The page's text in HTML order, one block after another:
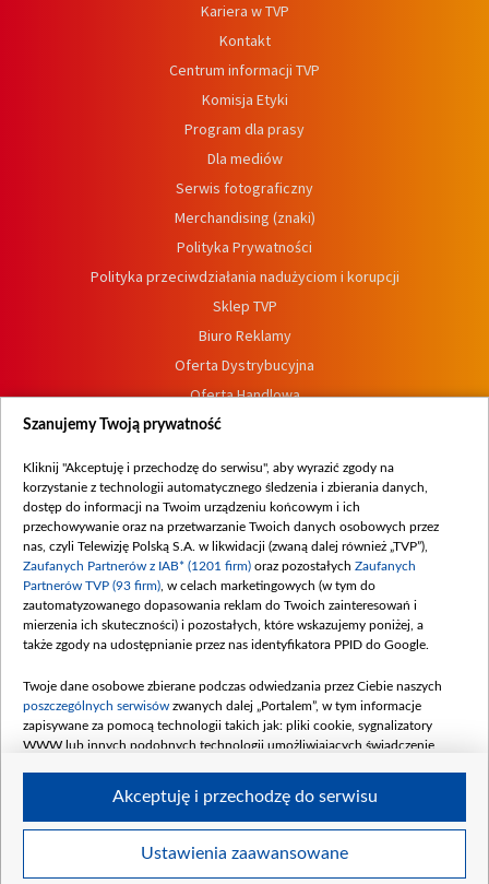
Kariera w TVP
Kontakt
Centrum informacji TVP
Komisja Etyki
Program dla prasy
Dla mediów
Serwis fotograficzny
Merchandising (znaki)
Polityka Prywatności
Polityka przeciwdziałania nadużyciom i korupcji
Sklep TVP
Biuro Reklamy
Oferta Dystrybucyjna
Oferta Handlowa
Dostępność
Procedura zgłoszeń wewnętrznych
Szanujemy Twoją prywatność
Kliknij "Akceptuję i przechodzę do serwisu", aby wyrazić zgody na
korzystanie z technologii automatycznego śledzenia i zbierania danych,
dostęp do informacji na Twoim urządzeniu końcowym i ich
przechowywanie oraz na przetwarzanie Twoich danych osobowych przez
nas, czyli Telewizję Polską S.A. w likwidacji (zwaną dalej również „TVP”),
Zaufanych Partnerów z IAB* (1201 firm) oraz pozostałych Zaufanych
Partnerów TVP (93 firm) , w celach marketingowych (w tym do
zautomatyzowanego dopasowania reklam do Twoich zainteresowań i
mierzenia ich skuteczności) i pozostałych, które wskazujemy poniżej, a
także zgody na udostępnianie przez nas identyfikatora PPID do Google.
Twoje dane osobowe zbierane podczas odwiedzania przez Ciebie naszych
poszczególnych serwisów zwanych dalej „Portalem”, w tym informacje
zapisywane za pomocą technologii takich jak: pliki cookie, sygnalizatory
WWW lub innych podobnych technologii umożliwiających świadczenie
Twoje dane osobowe zbierane podczas odwiedzania przez Ciebie
Ustawienia zaawansowane
Akceptuję i przechodzę do serwisu